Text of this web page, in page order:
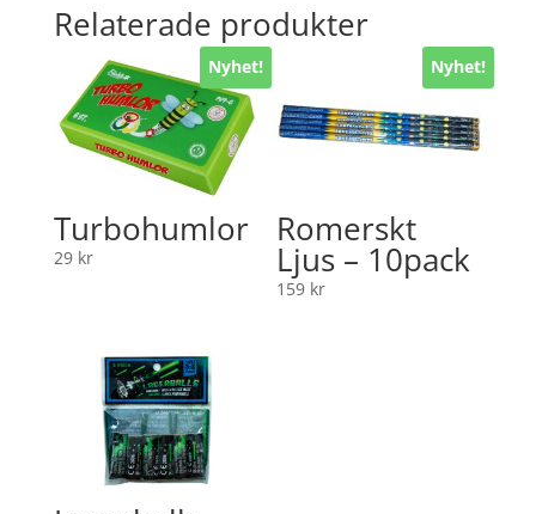
Relaterade produkter
Nyhet!
Turbohumlor
29 kr
Nyhet!
Romerskt
Ljus – 10pack
159 kr